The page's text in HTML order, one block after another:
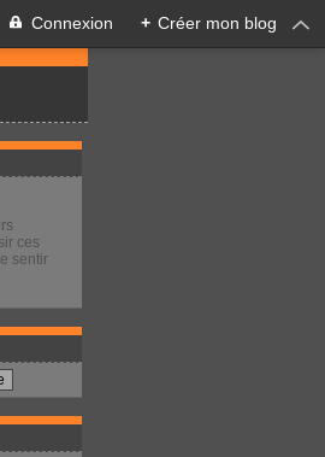
Connexion + Créer mon blog
ces
sentir